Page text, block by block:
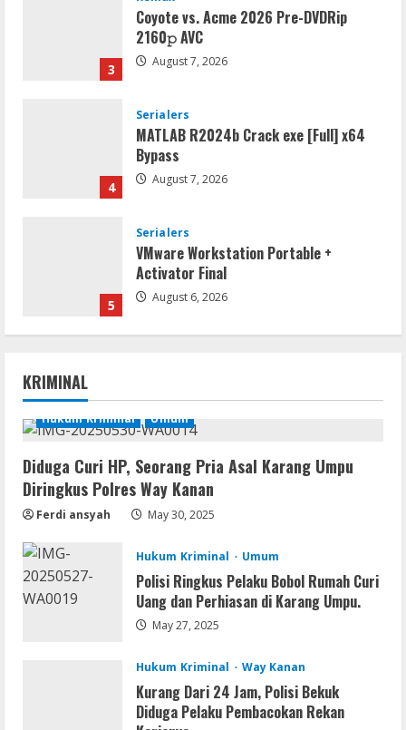
3
Coyote vs. Acme 2026 Pre-DVDRip
2160𝚙 AVC
August 7, 2026
4
Serialers
MATLAB R2024b Crack exe [Full] x64
Bypass
August 7, 2026
5
Serialers
VMware Workstation Portable +
Activator Final
August 6, 2026
1
Serialers
FL Studio Portable + License Key
[Patch] (x86x64) Stable Unlimited
Remux
Coyote vs. Acme 2026 Pre-DVDRip
2160𝚙 AVC
Serialers
MATLAB R2024b Crack exe [Full] x64
KRIMINAL
Hukum Kriminal Umum
Diduga Curi HP, Seorang Pria Asal Karang Umpu
Diringkus Polres Way Kanan
Ferdi ansyah May 30, 2025
Hukum Kriminal Umum
Polisi Ringkus Pelaku Bobol Rumah Curi
Uang dan Perhiasan di Karang Umpu.
May 27, 2025
Hukum Kriminal Way Kanan
Kurang Dari 24 Jam, Polisi Bekuk
Diduga Pelaku Pembacokan Rekan